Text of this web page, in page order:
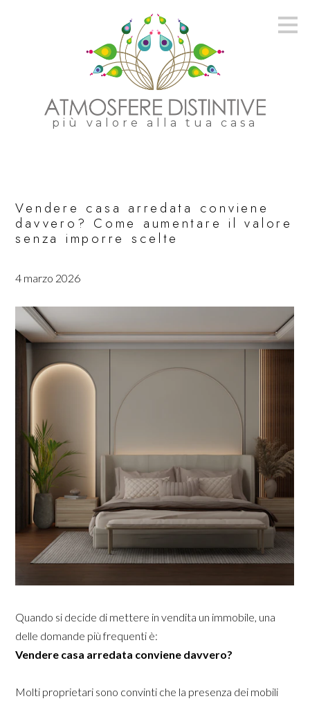
più valore alla tua casa
Vendere casa arredata conviene
davvero? Come aumentare il valore
senza imporre scelte
4 marzo 2026
Quando si decide di mettere in vendita un immobile, una
delle domande più frequenti è:
Vendere casa arredata conviene davvero?
Molti proprietari sono convinti che la presenza dei mobili